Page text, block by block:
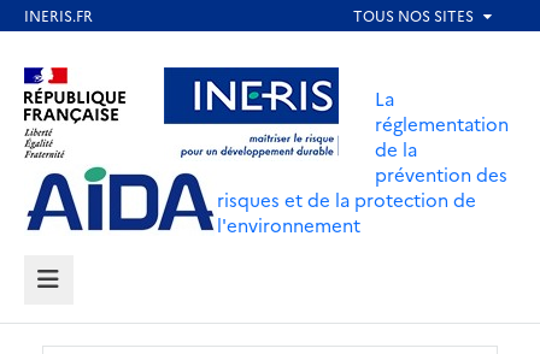
contenu
principal
Aller au contenu Aller au menu
Aller au pied de page
La
réglementation
de la
prévention des
risques et de la protection de
l'environnement
MENU